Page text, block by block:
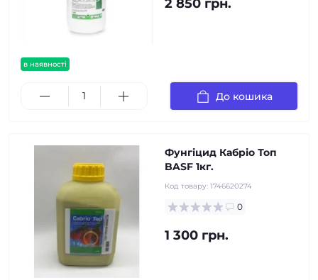
в наявності
2 850 грн.
До кошика
Фунгіцид Кабріо Топ
BASF 1кг.
Код товару: 1746620274
0
1 300 грн.